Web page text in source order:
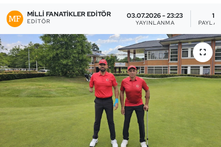
MILLI FANATIKLER EDITÖR
EDITÖR
03.07.2026 - 23:23
YAYINLANMA
1
Briç
Buz Hokeyi
Buz Pateni
Çim Hokeyi
Cimnastik
Curling